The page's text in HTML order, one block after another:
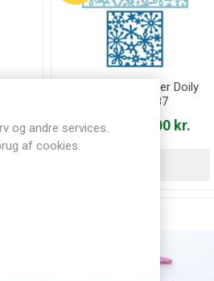
Snowflake Wonder Doily
Dies- DL 287
135,00 kr. 80,00 kr.
og andre services.
af cookies.